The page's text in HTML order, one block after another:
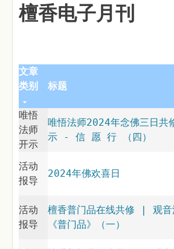
檀香电子月刊
文章
类别
标题
唯悟
法师
开示
唯悟法师2024年念佛三日共
示 - 信 愿 行 （四）
活动
报导
2024年佛欢喜日
活动
报导
檀香普门品在线共修 | 观音
《普门品》（一）